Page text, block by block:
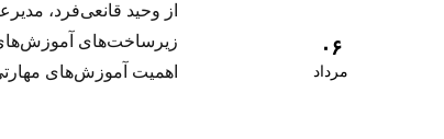
۰۶
مرداد
از وحید قانعی‌فرد،
زیرساخت‌های آموزش‌های
اهمیت آموزش‌های